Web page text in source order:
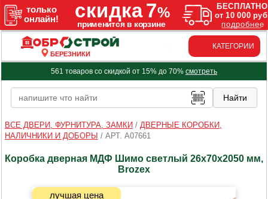
БЕРЕЗНИКИ
КАТЕГОРИИ
561 товаров со скидкой от 15% до 70% смотреть
ВСЕ ДВЕРИ, ФУРНИТУРА, ЗАМКИ / ДВЕРНЫЕ КОРОБКИ,
НАЛИЧНИКИ И ДОБОРЫ / АРТ. A07661
Коробка дверная МДФ Шимо светлый 26х70х2050 мм,
Brozex